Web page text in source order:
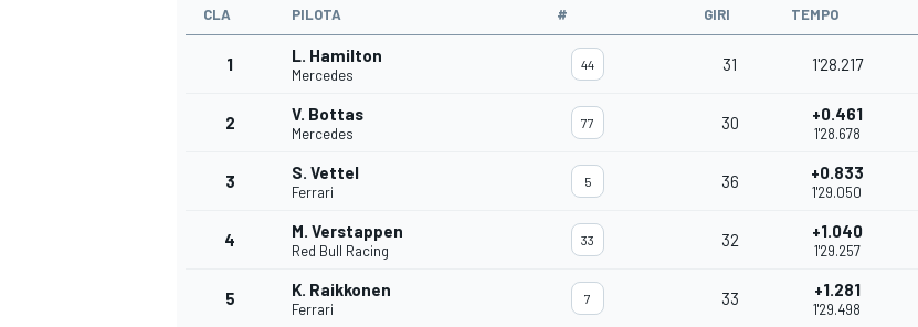
WRCCLA PILOTA # GIRI TEMPO
1 L. Hamilton
Mercedes
44 31 1'28.217
2 V. Bottas
Mercedes
77 30 +0.461
1'28.678
3 S. Vettel
Ferrari
5 36 +0.833
1'29.050
4 M. Verstappen
Red Bull Racing
33 32 +1.040
1'29.257
5 K. Raikkonen
Ferrari
7 33 +1.281
1'29.498